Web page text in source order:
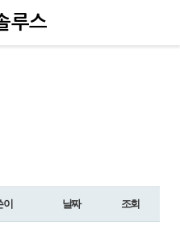
날짜 조회
루스